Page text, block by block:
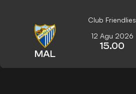
Club Friendlies
MAL
12 Agu 2026
15.00